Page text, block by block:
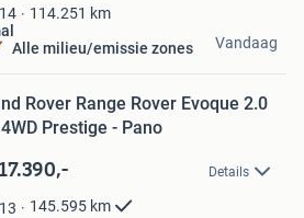
114.251 km
Alle milieu/emissie zones Vandaag
Rover Range Rover Evoque 2.0
Prestige - Pano
Details
145.595 km